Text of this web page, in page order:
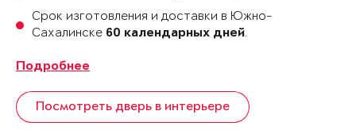
Срок изготовления и доставки в Южно-
Сахалинске 60 календарных дней.
Подробнее
Посмотреть дверь в интерьере